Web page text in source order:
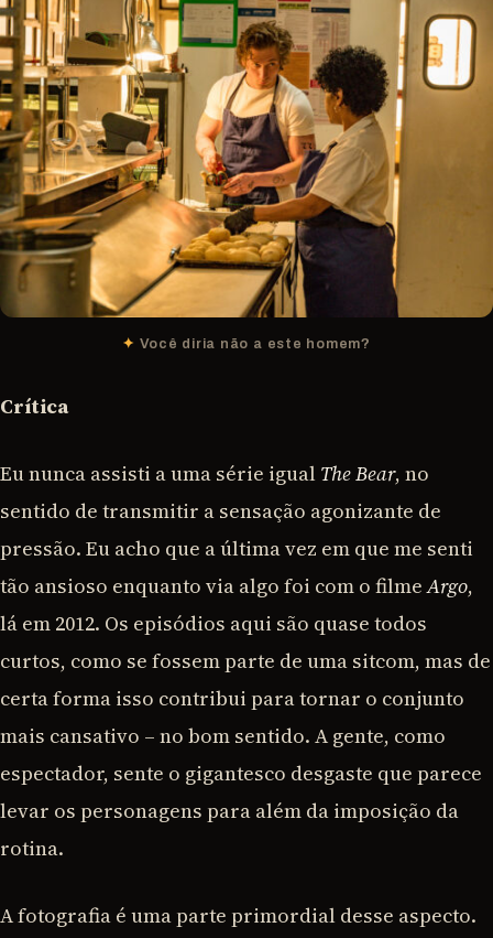
Você diria não a este homem?
Crítica
Eu nunca assisti a uma série igual The Bear, no
sentido de transmitir a sensação agonizante de
pressão. Eu acho que a última vez em que me senti
tão ansioso enquanto via algo foi com o filmeArgo,
lá em 2012. Os episódios aqui são quase todos
curtos, como se fossem parte de uma sitcom, mas de
certa forma isso contribui para tornar o conjunto
mais cansativo – no bom sentido. A gente, como
espectador, sente o gigantesco desgaste que parece
levar os personagens para além da imposição da
rotina.
A fotografia é uma parte primordial desse aspecto.